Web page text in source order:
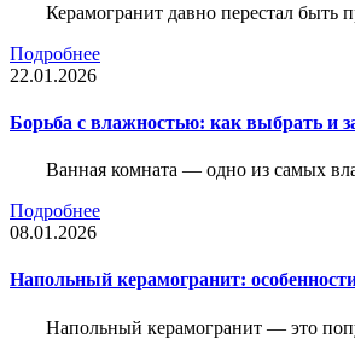
Керамогранит давно перестал
Подробнее
22.01.2026
Борьба с влажностью: как выбрать и
Ванная комната — одно из самых
Подробнее
08.01.2026
Напольный керамогранит:
Напольный керамогранит — это